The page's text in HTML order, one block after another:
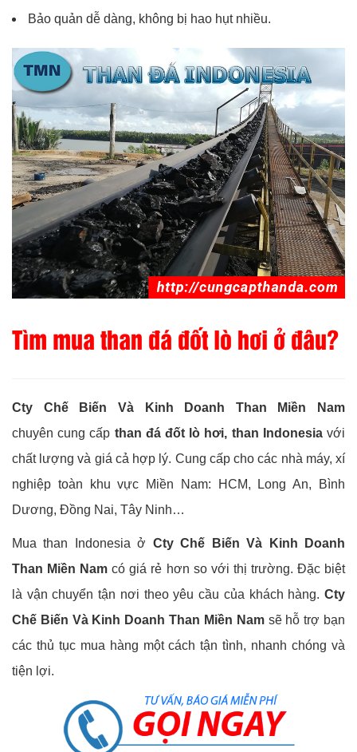
Bảo quản dễ dàng, không bị hao hụt nhiều.
Tìm mua than đá đốt lò hơi ở đâu?
Cty Chế Biến Và Kinh Doanh Than Miền Nam
chuyên cung cấp than đá đốt lò hơi, than Indonesiavới
chất lượng và giá cả hợp lý. Cung cấp cho các nhà máy, xí
nghiệp toàn khu vực Miền Nam: HCM, Long An, Bình
Dương, Đồng Nai, Tây Ninh…
Mua than Indonesia ở Cty Chế Biến Và Kinh Doanh
Than Miền Nam có giá rẻ hơn so với thị trường. Đặc biệt
là vận chuyển tận nơi theo yêu cầu của khách hàng. Cty
Chế Biến Và Kinh Doanh Than Miền Namsẽ hỗ trợ bạn
các thủ tục mua hàng một cách tận tình, nhanh chóng và
tiện lợi.